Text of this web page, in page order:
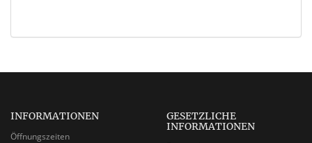
INFORMATIONEN
Öffnungszeiten
GESETZLICHE
INFORMATIONEN